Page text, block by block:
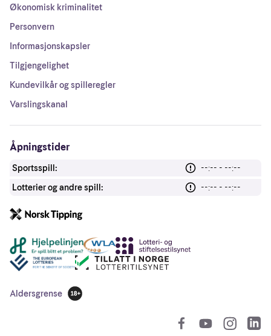
Økonomisk kriminalitet
Personvern
Informasjonskapsler
Tilgjengelighet
Kundevilkår og spilleregler
Varslingskanal
Åpningstider
Sportsspill:
--:-- - --:--
Lotterier og andre spill:
--:-- - --:--
Andre lenker
Aldersgrense
18 år